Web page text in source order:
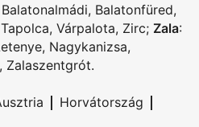
Balatonalmádi, Balatonfüred,
Tapolca, Várpalota, Zirc; Zala:
, Nagykanizsa,
, Zalaszentgrót.
| Horvátország |